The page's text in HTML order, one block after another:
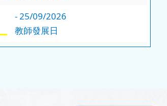
-25/09/2026
教師發展日